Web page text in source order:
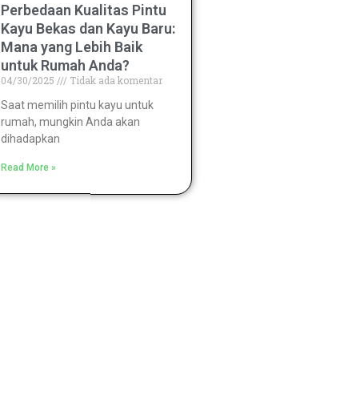
Perbedaan Kualitas Pintu
Kayu Bekas dan Kayu Baru:
Mana yang Lebih Baik
untuk Rumah Anda?
04/30/2025
Tidak ada komentar
Saat memilih pintu kayu untuk
rumah, mungkin Anda akan
dihadapkan
Read More »